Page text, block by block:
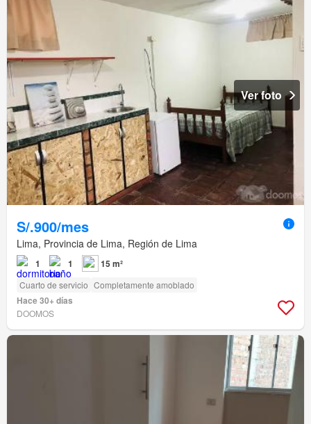
Ver foto
S/.900/mes
Lima, Provincia de Lima, Región de Lima
1 1 15 m²
Cuarto de servicio Completamente amoblado
Hace 30+ días
DOOMOS